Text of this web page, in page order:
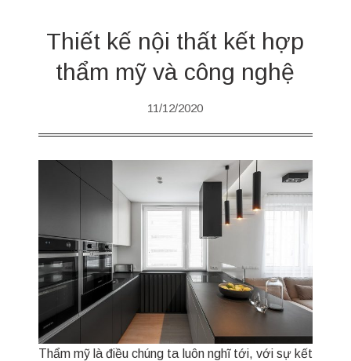
Thiết kế nội thất kết hợp
thẩm mỹ và công nghệ
11/12/2020
Thẩm mỹ là điều chúng ta luôn nghĩ tới, với sự kết